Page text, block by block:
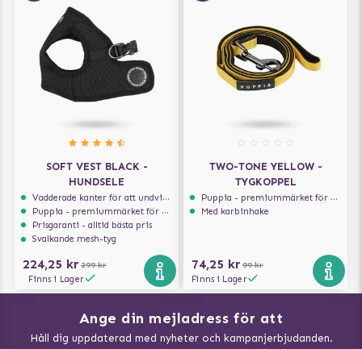
SOFT VEST BLACK -
HUNDSELE
Vadderade kanter för att undvika skav
Puppia - premiummärket för hundselar
Prisgaranti - alltid bästa pris
Svalkande mesh-tyg
224,25 kr 299 kr
Finns i Lager
TWO-TONE YELLOW -
TYGKOPPEL
Puppia - premiummärket för hundselar
Med karbinhake
74,25 kr 99 kr
Finns i Lager
Ange din mejladress för att
Håll dig uppdaterad med nyheter och kampanjerbjudanden.
Vad kan hundar äta?